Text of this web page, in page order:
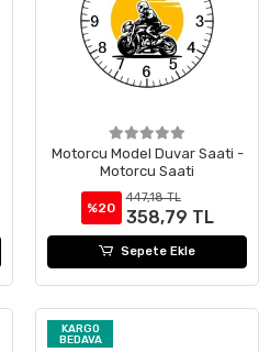
Motorcu Model Duvar Saati -
Motorcu Saati
%20
447,18 TL
358,79 TL
Sepete Ekle
KARGO
BEDAVA